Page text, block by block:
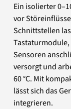
Ein isolierter
vor
Schnittstellen
Tastaturmodule,
Sensoren
versorgt und
60 °C. Mit
lässt sich das
integrieren.